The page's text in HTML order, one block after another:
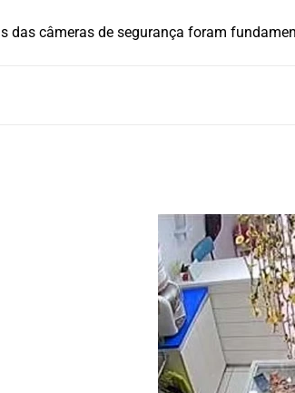
das câmeras de segurança foram